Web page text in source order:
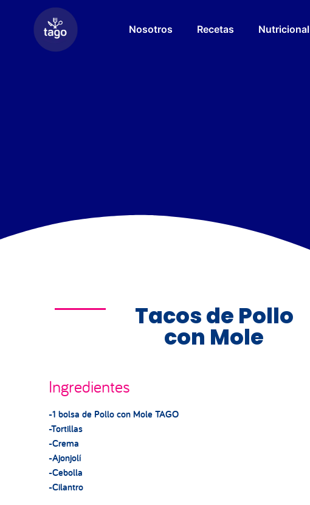
Nosotros Recetas Nutricional
Tacos de Pollo
con Mole
Ingredientes
-1 bolsa de Pollo con Mole TAGO
-Tortillas
-Crema
-Ajonjolí
-Cebolla
-Cilantro